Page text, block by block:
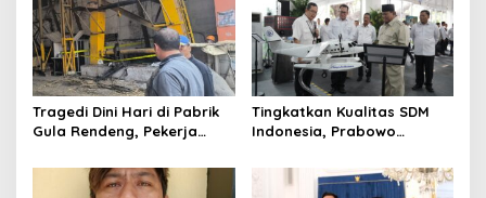
Tragedi Dini Hari di Pabrik
Gula Rendeng, Pekerja
Pengangkat Tebu
Tingkatkan Kualitas SDM
Indonesia, Prabowo
hingga Undang Universitas
Terbaik Dunia